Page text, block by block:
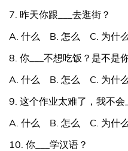
7. 昨天你跟___去逛街？
A. 什么 B. 怎么 C. 为什
8. 你___不想吃饭？是不是
A. 什么 B. 怎么 C. 为什
9. 这个作业太难了，我不会
A. 什么 B. 怎么 C. 为什
10. 你___学汉语？